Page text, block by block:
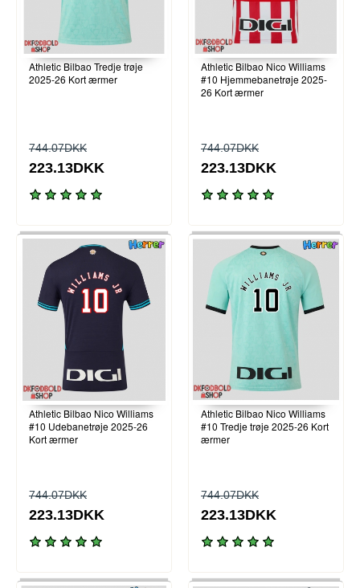
Athletic Bilbao Tredje trøje
2025-26 Kort ærmer
744.07DKK
223.13DKK
Athletic Bilbao Nico Williams
#10 Hjemmebanetrøje 2025-
26 Kort ærmer
744.07DKK
223.13DKK
Athletic Bilbao Nico Williams
#10 Udebanetrøje 2025-26
Kort ærmer
744.07DKK
223.13DKK
Athletic Bilbao Nico Williams
#10 Tredje trøje 2025-26 Kort
ærmer
744.07DKK
223.13DKK